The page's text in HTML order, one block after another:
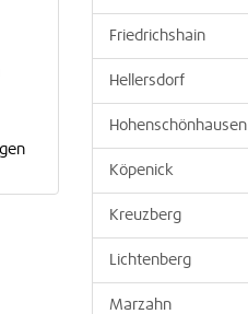
Friedrichshain
Hellersdorf
Hohenschönhausen
Köpenick
Kreuzberg
Lichtenberg
Marzahn